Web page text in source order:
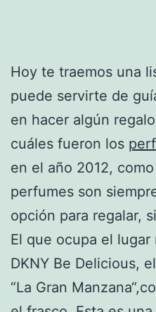
Hoy te traemos una
puede servirte de
en hacer algún
cuáles fueron los
en el año 2012,
perfumes son
opción para regalar,
El que ocupa el
DKNY Be Delicious,
“La Gran